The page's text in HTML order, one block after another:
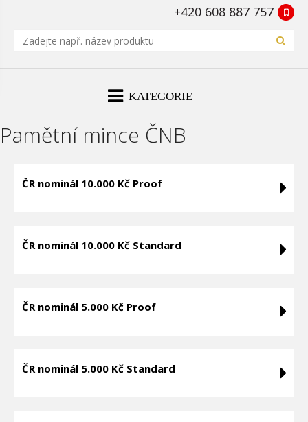
+420 608 887 757
KATEGORIE
Pamětní mince ČNB
ČR nominál 10.000 Kč Proof
ČR nominál 10.000 Kč Standard
ČR nominál 5.000 Kč Proof
ČR nominál 5.000 Kč Standard